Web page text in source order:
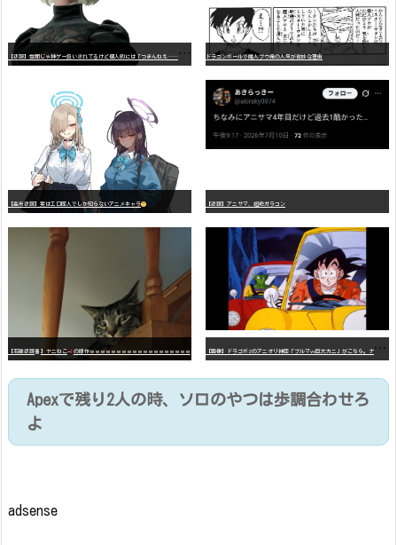
【
悲報】世間じゃ神ゲー扱いされてるけど個人的には「つまんねえ……」と思ったゲーム挙げてけ ドラゴンボールで魔人ブウ編の人気が微妙な理由
【高市悲報】実はエロ同人でしか知らないアニメキャラ 【悲報】アニサマ、超絶ガラコン
【石破悲報 】ヤニねこ の原作ｗｗｗｗｗｗｗｗｗｗｗｗｗｗｗｗｗｗｗ 【
画像】ドラゴボZのアニオリ神回「ブルマvs巨大カニ」がこちら。ナメック星の海にドラゴボを落としたブルマと巨大カニのバトル
Apexで残り2人の時、ソロのやつは歩調合わせろ
よ
adsense